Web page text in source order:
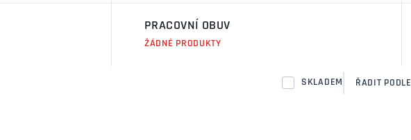
PRACOVNÍ OBUV
ŽÁDNÉ PRODUKTY
SKLADEM ŘADIT PODLE